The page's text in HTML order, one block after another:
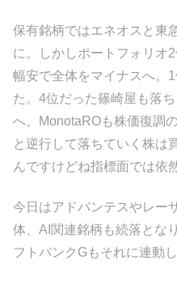
保有銘柄ではエネオスと東
に。しかしポートフォリオ
幅安で全体をマイナスへ。
た。4位だった篠崎屋も落
へ。MonotaROも株価復調
と逆行して落ちていく株
んですけどね指標面では依
今日はアドバンテスやレー
体、AI関連銘柄も続落とな
フトバンクGもそれに連動